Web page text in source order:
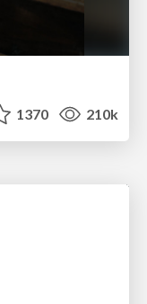
1370 210k